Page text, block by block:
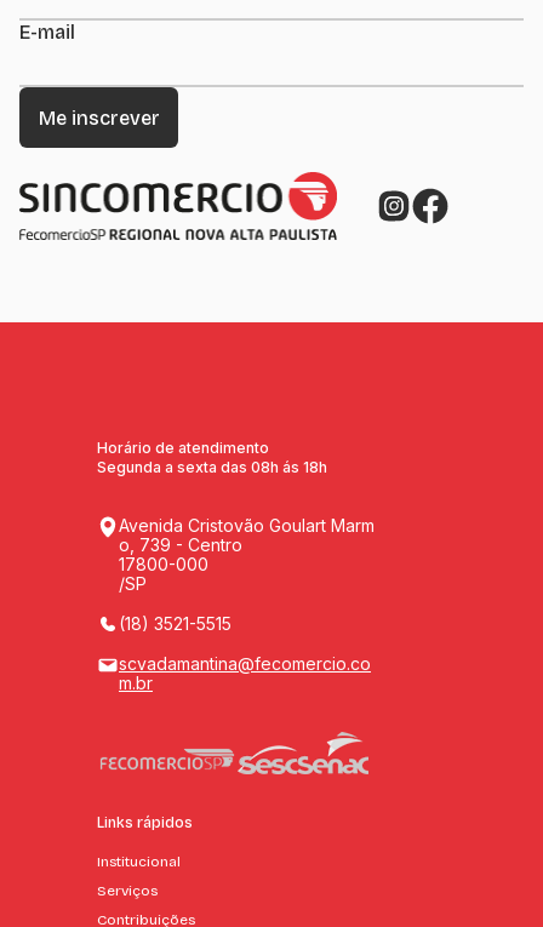
E-mail
Horário de atendimento
Segunda a sexta das 08h ás 18h
Avenida Cristovão Goulart Marm
o, 739 - Centro
17800-000
/SP
(18) 3521-5515
scvadamantina@fecomercio.co
m.br
Links rápidos
Institucional
Serviços
Contribuições